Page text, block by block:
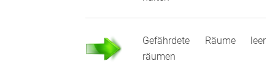
Gefährdete Räume leer
räumen